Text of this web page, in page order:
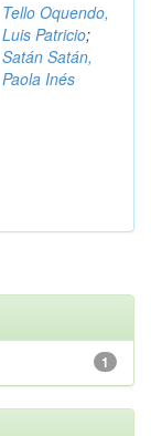
Tello Oquendo,
Luis Patricio;
Satán Satán,
Paola Inés
1